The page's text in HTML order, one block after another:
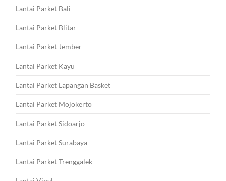
Lantai Parket Bali
Lantai Parket Blitar
Lantai Parket Jember
Lantai Parket Kayu
Lantai Parket Lapangan Basket
Lantai Parket Mojokerto
Lantai Parket Sidoarjo
Lantai Parket Surabaya
Lantai Parket Trenggalek